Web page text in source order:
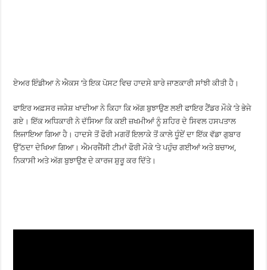
ਏਅਰ ਇੰਡੀਆ ਨੇ ਐਕਸ ’ਤੇ ਇਕ ਪੋਸਟ ਵਿਚ ਹਾਦਸੇ ਬਾਰੇ ਜਾਣਕਾਰੀ ਸਾਂਝੀ ਕੀਤੀ ਹੈ।
ਫਾਇਰ ਅਫ਼ਸਰ ਜਯੇਸ਼ ਖਾਦੀਆ ਨੇ ਕਿਹਾ ਕਿ ਅੱਗ ਬੁਝਾਉਣ ਲਈ ਫਾਇਰ ਟੈਂਡਰ ਮੌਕੇ ’ਤੇ ਭੇਜੇ
ਗਏ। ਇੱਕ ਅਧਿਕਾਰੀ ਨੇ ਦੱਸਿਆ ਕਿ ਕਈ ਜ਼ਖਮੀਆਂ ਨੂੰ ਸ਼ਹਿਰ ਦੇ ਸਿਵਲ ਹਸਪਤਾਲ
ਲਿਜਾਇਆ ਗਿਆ ਹੈ। ਹਾਦਸੇ ਤੋਂ ਫੌਰੀ ਮਗਰੋਂ ਇਲਾਕੇ ਤੋਂ ਕਾਲੇ ਧੂੰਏਂ ਦਾ ਇੱਕ ਵੱਡਾ ਗੁਬਾਰ
ਉੱਠਦਾ ਦੇਖਿਆ ਗਿਆ। ਐਮਰਜੈਂਸੀ ਟੀਮਾਂ ਫੌਰੀ ਮੌਕੇ ‘ਤੇ ਪਹੁੰਚ ਗਈਆਂ ਅਤੇ ਬਚਾਅ,
ਨਿਕਾਸੀ ਅਤੇ ਅੱਗ ਬੁਝਾਉਣ ਦੇ ਕਾਰਜ ਸ਼ੁਰੂ ਕਰ ਦਿੱਤੇ।